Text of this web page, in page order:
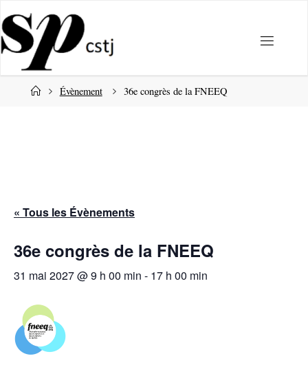
au
contenu
AccueilÉvènement 36e congrès de la FNEEQ
« Tous les Évènements
36e congrès de la FNEEQ
31 mai 2027 @ 9 h 00 min - 17 h 00 min